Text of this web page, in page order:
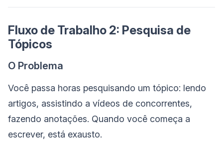
Fluxo de Trabalho 2: Pesquisa de
Tópicos
O Problema
Você passa horas pesquisando um tópico: lendo
artigos, assistindo a vídeos de concorrentes,
fazendo anotações. Quando você começa a
escrever, está exausto.